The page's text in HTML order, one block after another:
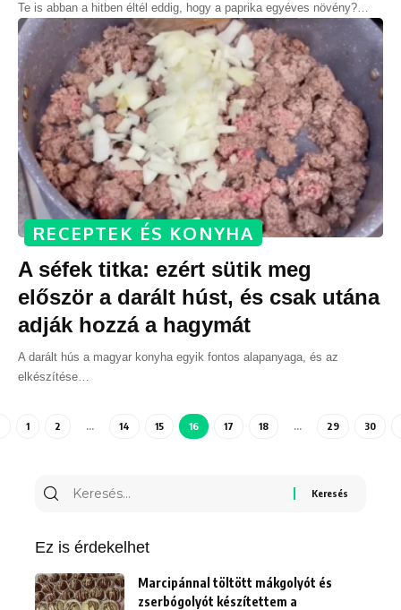
Te is abban a hitben éltél eddig, hogy a paprika egyéves növény?…
RECEPTEK ÉS KONYHA
A séfek titka: ezért sütik meg
először a darált húst, és csak utána
adják hozzá a hagymát
A darált hús a magyar konyha egyik fontos alapanyaga, és az
elkészítése
1 2 … 14 15 16 17 18 … 29 30
Ez is érdekelhet
Marcipánnal töltött mákgolyót és
zserbógolyót készítettem a